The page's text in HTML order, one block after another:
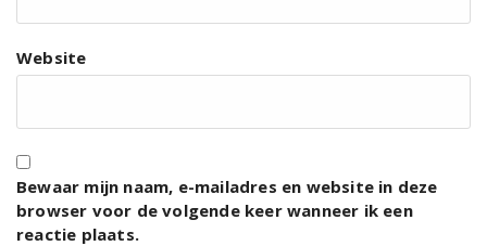
Website
Bewaar mijn naam, e-mailadres en website in deze
browser voor de volgende keer wanneer ik een
reactie plaats.